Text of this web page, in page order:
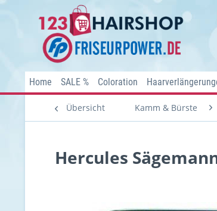
Home SALE % Coloration
Übersicht Kamm & Bürste
Hercules